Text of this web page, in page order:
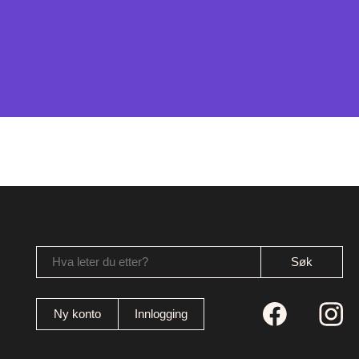
Hva leter du etter?
Ny konto Innlogging